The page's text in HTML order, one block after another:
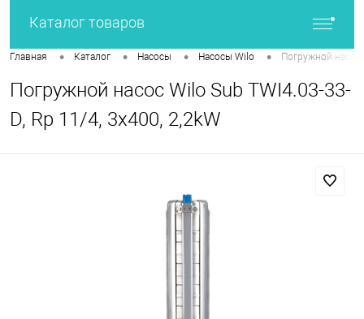
Каталог товаров
Главная • Каталог • Насосы • Насосы Wilo • Погружной насос
Погружной насос Wilo Sub TWI4.03-33-
D, Rp 11/4, 3x400, 2,2kW